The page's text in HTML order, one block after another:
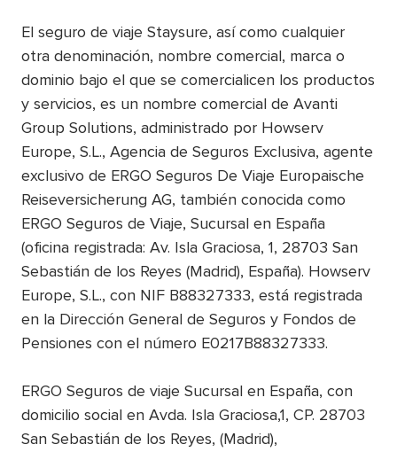
El seguro de viaje Staysure, así como cualquier
otra denominación, nombre comercial, marca o
dominio bajo el que se comercialicen los productos
y servicios, es un nombre comercial de Avanti
Group Solutions, administrado por Howserv
Europe, S.L., Agencia de Seguros Exclusiva, agente
exclusivo de ERGO Seguros De Viaje Europaische
Reiseversicherung AG, también conocida como
ERGO Seguros de Viaje, Sucursal en España
(oficina registrada: Av. Isla Graciosa, 1, 28703 San
Sebastián de los Reyes (Madrid), España). Howserv
Europe, S.L., con NIF B88327333, está registrada
en la Dirección General de Seguros y Fondos de
Pensiones con el número E0217B88327333.
ERGO Seguros de viaje Sucursal en España, con
domicilio social en Avda. Isla Graciosa,1, CP. 28703
San Sebastián de los Reyes, (Madrid),